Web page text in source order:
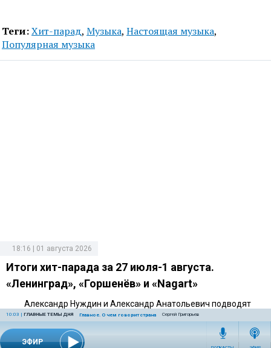
ЭФИР
10:03 | ГЛАВНЫЕ ТЕМЫ ДНЯ Главное. О чем говорит страна Сергей Григорьев
Теги:Хит-парад, Музыка, Настоящая музыка,
Популярная музыка
18:16 | 01 августа 2026
Итоги хит-парада за 27 июля-1 августа.
«Ленинград», «Горшенёв» и «Nagart»
Александр Нуждин и Александр Анатольевич подводят
итоги еженедельного хит-парада Радио «Комсомольская
правда».